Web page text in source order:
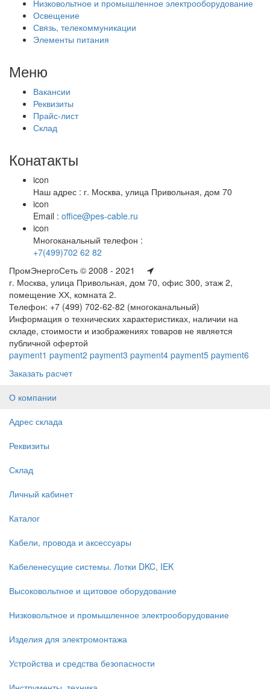
Низковольтное и промышленное электрооборудование
Освещение
Связь, телекоммуникации
Элементы питания
Меню
Вакансии
Реквизиты
Прайс-лист
Склад
Конатакты
icon
Наш адрес : г. Москва, улица Привольная, дом 70
icon
Email : office@pes-cable.ru
icon
Многоканальный телефон :
+7(499)702 62 82
ПромЭнергоСеть © 2008 - 2021
г. Москва, улица Привольная, дом 70, офис 300, этаж 2,
помещение ХХ, комната 2.
Телефон: +7 (499) 702-62-82 (многоканальный)
Информация о технических характеристиках, наличии на
складе, стоимости и изображениях товаров не является
публичной офертой
payment1 payment2 payment3 payment4 payment5 payment6
Заказать расчет
О компании
Адрес склада
Реквизиты
Склад
Личный кабинет
Каталог
Кабели, провода и аксессуары
Кабеленесущие системы. Лотки DKC, IEK
Высоковольтное и щитовое оборудование
Низковольтное и промышленное электрооборудование
Изделия для электромонтажа
Устройства и средства безопасности